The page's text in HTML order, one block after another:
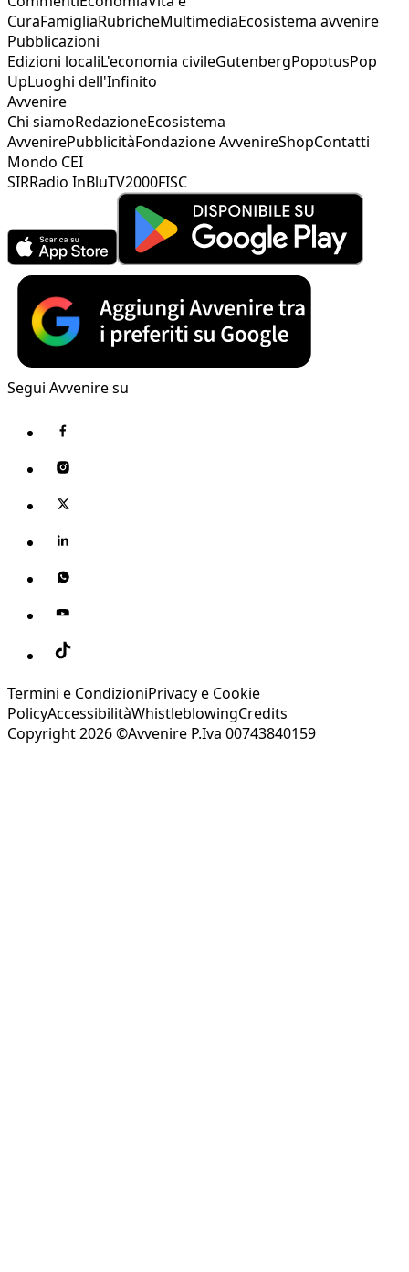
CuraFamigliaRubricheMultimediaEcosistema avvenire
Pubblicazioni
Edizioni localiL'economia civileGutenbergPopotusPop
UpLuoghi dell'Infinito
Avvenire
Chi siamoRedazioneEcosistema
AvvenirePubblicitàFondazione AvvenireShopContatti
Mondo CEI
SIRRadio InBluTV2000FISC
Segui Avvenire su
Termini e CondizioniPrivacy e Cookie
PolicyAccessibilitàWhistleblowingCredits
Copyright 2026 ©Avvenire P.Iva 00743840159